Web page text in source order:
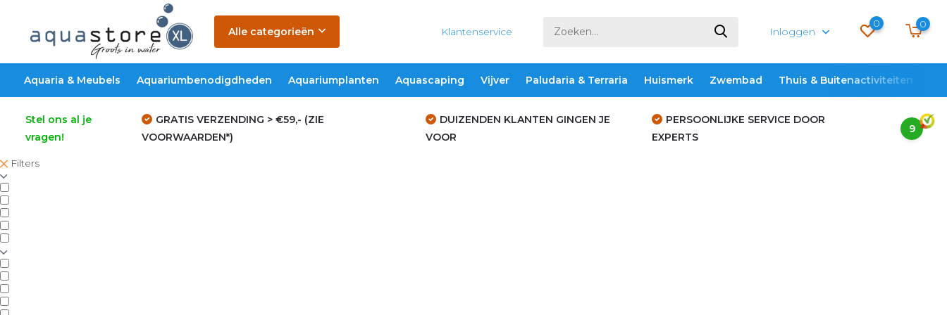
Alle categorieën Klantenservice Inloggen
0 0
Aquaria & Meubels Aquariumbenodigdheden Aquariumplanten Aquascaping Vijver Paludaria & Terraria Huismerk Zwembad Thuis & Buitenactiviteiten
Stel ons al je
vragen!
GRATIS VERZENDING > €59,- (ZIE
VOORWAARDEN*)
DUIZENDEN KLANTEN GINGEN JE
VOOR
PERSOONLIJKE SERVICE DOOR
EXPERTS
9
Filters